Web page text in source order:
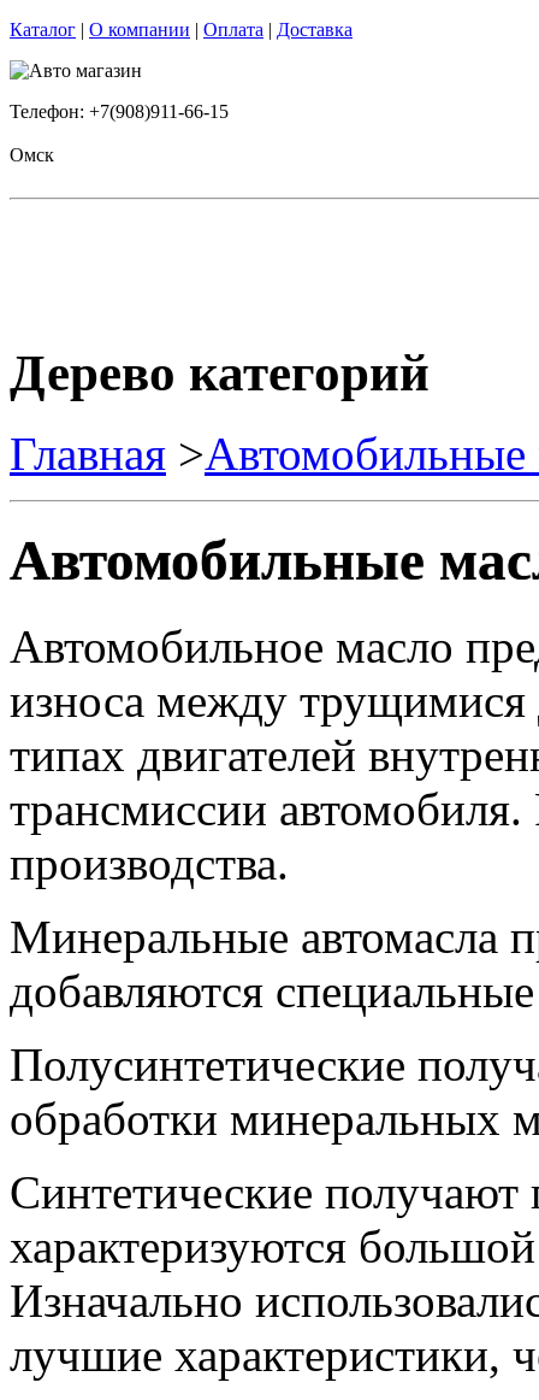
Каталог | О компании | Оплата | Доставка
Телефон: +7(908)911-66-15
Омск
Дерево категорий
Главная >Автомобильные
Автомобильные
Автомобильное масло
износа между трущимися
типах двигателей
трансмиссии
производства.
Минеральные автомасла
добавляются
Полусинтетические
обработки минеральных
Синтетические
характеризуются
Изначально
лучшие характеристики,